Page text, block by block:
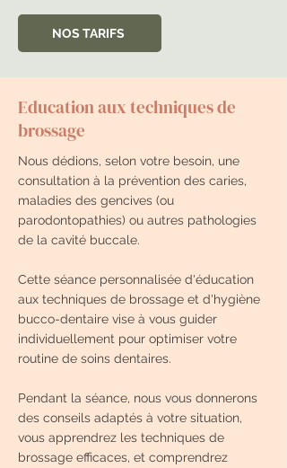
NOS TARIFS
Education aux techniques de
brossage
Nous dédions, selon votre besoin, une
consultation à la prévention des caries,
maladies des gencives (ou
parodontopathies) ou autres pathologies
de la cavité buccale.
Cette séance personnalisée d'éducation
aux techniques de brossage et d'hygiène
bucco-dentaire vise à vous guider
individuellement pour optimiser votre
routine de soins dentaires.
Pendant la séance, nous vous donnerons
des conseils adaptés à votre situation,
vous apprendrez les techniques de
brossage efficaces, et comprendrez